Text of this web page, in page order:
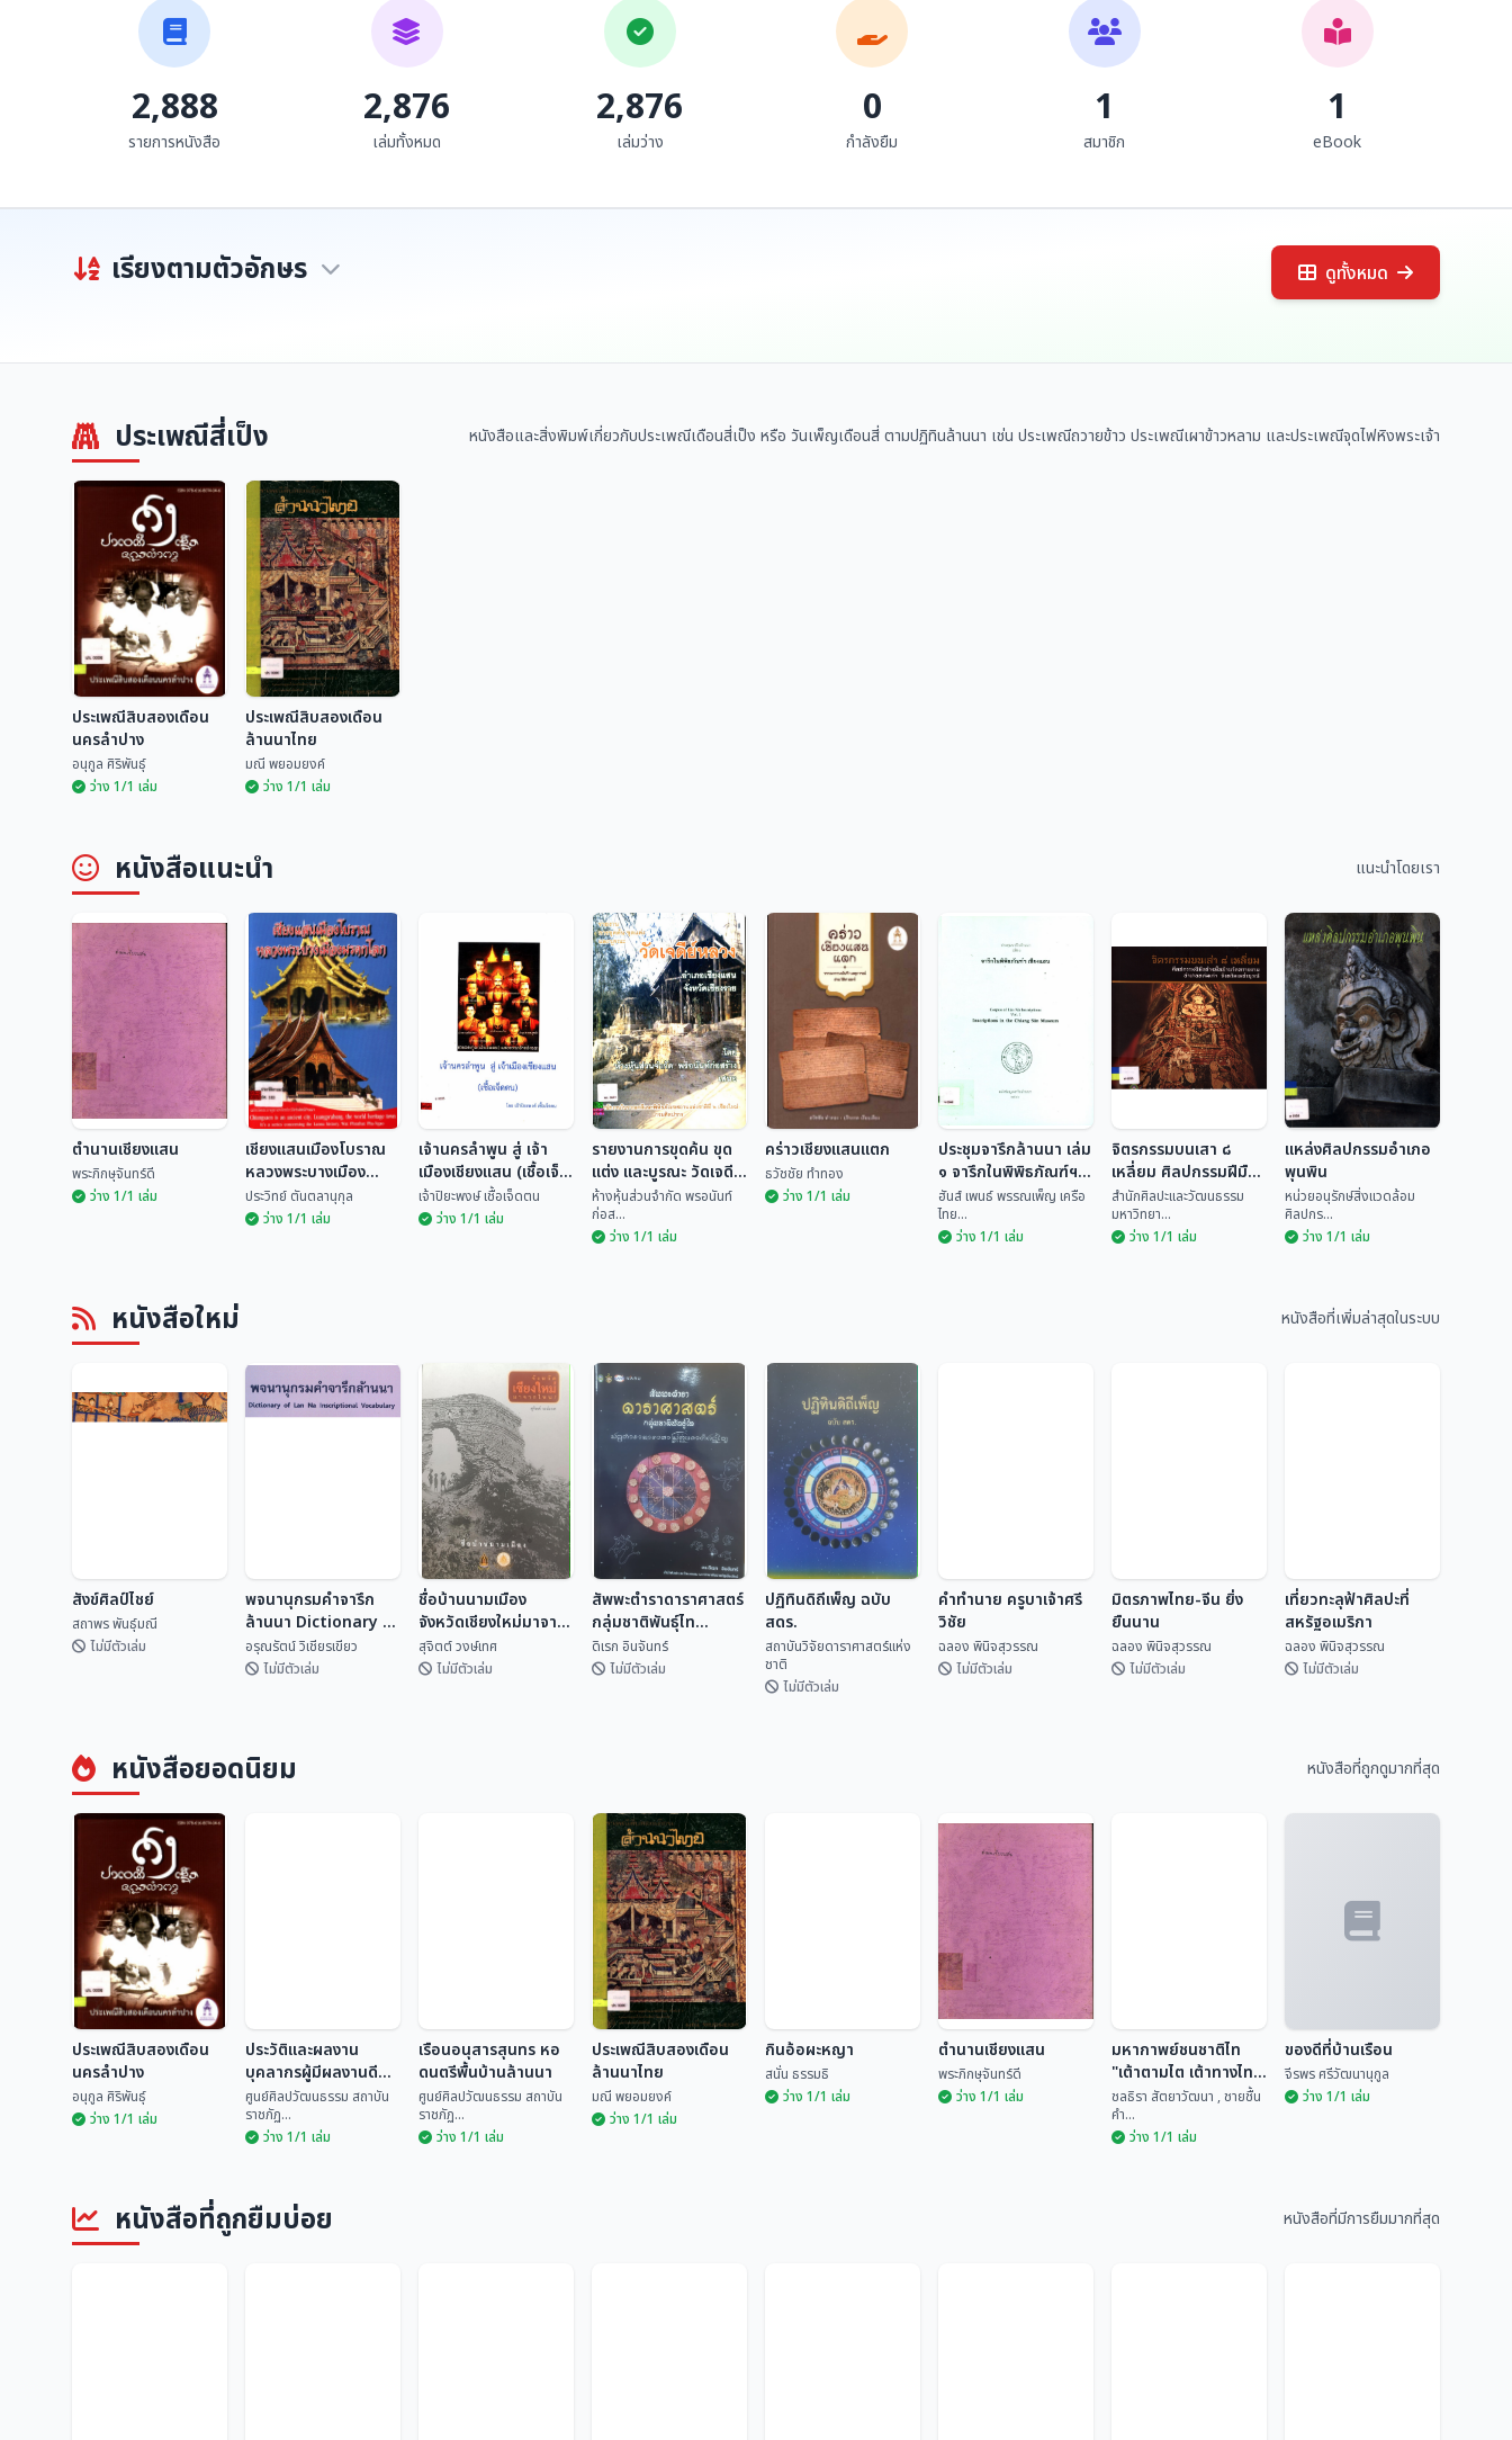
ประจำปีพุทธศักราช ๒๕๕๓
นายทองดี กิตติพันธ์
เกียรติเป็นเพชรราชภัฏ-
เพชรล้านนา ของนางแสง
เดือน เปี้ยตั๋น อำเภอ
สาขาผู้ทำคุณประโยชน์
ทางวัฒนธรรม
เพชรล้านนา ปี พ.ศ. 2548
มหาวิทยาลััยราชภัฏ
เชียงใหม่
งานใบตอง เพื่อประกาศ
ยกย่องเชิดชูเกียรติ "เพชร
ราชภัฏ - เพชรล้านนา"
2,888
รายการหนังสือ
2,876
เล่มทั้งหมด
2,876
เล่มว่าง
0
กำลังยืม
1
สมาชิก
1
eBook
เรียงตามตัวอักษร ดูทั้งหมด
ประเพณีสี่เป็ง หนังสือและสิ่งพิมพ์เกี่ยวกับประเพณีเดือนสี่เป็ง หรือ วันเพ็ญเดือนสี่ ตามปฏิทินล้านนา เช่น ประเพณีถวายข้าว ประเพณีเผาข้าวหลาม และประเพณีจุดไฟหิงพระเจ้า
นครลำปาง
อนุกูล ศิริพันธุ์
ประเพณีสิบสองเดือน
นครลำปาง
อนุกูล ศิริพันธุ์
ว่าง 1/1 เล่ม
ล้านนาไทย
ประเพณีสิบสองเดือน
ล้านนาไทย
มณี พยอมยงค์
ว่าง 1/1 เล่ม
หนังสือแนะนำ แนะนำโดยเรา
พระภิกษุจันทร์ดี
ตำนานเชียงแสน
พระภิกษุจันทร์ดี
ว่าง 1/1 เล่ม
เชียงแสนเมืองโบราณ
หลวงพระบางเมือง
มรดกโลก
ประวิทย์ ตันตลานุกุล
ว่าง 1/1 เล่ม
เจ้านครลำพูน สู่ เจ้า
เมืองเชียงแสน (เชื้อเจ็ด
ตน)
เจ้าปิยะพงษ์ เชื้อเจ็ดตน
ว่าง 1/1 เล่ม
รายงานการขุดค้น ขุด
แต่ง และบูรณะ วัดเจดีย์
หลวง อำเภอเชียงแสน
จังหวัดเชียงราย
ห้างหุ้นส่วนจำกัด พรอนันท์
ก่อส...
ว่าง 1/1 เล่ม
คร่าวเชียงแสนแตก
ธวัชชัย ทำทอง
ว่าง 1/1 เล่ม
ประชุมจารึกล้านนา เล่ม
๑ จารึกในพิพิธภัณฑ์ฯ
เชียงแสน
ฮันส์ เพนธ์ พรรณเพ็ญ เครือ
ไทย...
ว่าง 1/1 เล่ม
จิตรกรรมบนเสา ๘
เหลี่ยม ศิลปกรรมฝีมือ
ช่างพื้นบ้านวัดทรายงาม
อำเภอหล่มเก่า จังหวัด
เพชรบูรณ์
สำนักศิลปะและวัฒนธรรม
มหาวิทยา...
ว่าง 1/1 เล่ม
หน่วยอนุรักษ์สิ่งแวด...
แหล่งศิลปกรรมอำเภอ
พุนพิน
หน่วยอนุรักษ์สิ่งแวดล้อม
ศิลปกร...
ว่าง 1/1 เล่ม
หนังสือใหม่ หนังสือที่เพิ่มล่าสุดในระบบ
สถาพร พันธุ์มณี
สังข์ศิลป์ไชย์
สถาพร พันธุ์มณี
ไม่มีตัวเล่ม
of Lan Na
Inscriptional
อรุณรัตน์ วิเชียรเขี...
พจนานุกรมคำจารึก
ล้านนา Dictionary of
Lan Na
Inscriptional
อรุณรัตน์ วิเชียรเขียว
ไม่มีตัวเล่ม
ชื่อบ้านนามเมือง
จังหวัดเชียงใหม่มาจาก
ไหน?
สุจิตต์ วงษ์เทศ
ไม่มีตัวเล่ม
สัพพะตำราดาราศาสตร์
กลุ่มชาติพันธุ์ไท
(ปริวรรตจากคัมภีร์ใบ
ลานและพับสา)
ดิเรก อินจันทร์
ไม่มีตัวเล่ม
ปฏิทินดิถีเพ็ญ ฉบับ
สดร.
สถาบันวิจัยดาราศาสตร์แห่ง
ชาติ
ไม่มีตัวเล่ม
คำทำนาย ครูบาเจ้าศรี
วิชัย
ฉลอง พินิจสุวรรณ
ไม่มีตัวเล่ม
มิตรภาพไทย-จีน ยิ่ง
ยืนนาน
ฉลอง พินิจสุวรรณ
ไม่มีตัวเล่ม
ฉลอง พินิจสุวรรณ
เที่ยวทะลุฟ้าศิลปะที่
สหรัฐอเมริกา
ฉลอง พินิจสุวรรณ
ไม่มีตัวเล่ม
หนังสือยอดนิยม หนังสือที่ถูกดูมากที่สุด
อนุกูล ศิริพันธุ์
ประเพณีสิบสองเดือน
นครลำปาง
อนุกูล ศิริพันธุ์
ว่าง 1/1 เล่ม
วัฒนธรรม ระดับ
จังหวัด ประจำปี 2535
ศูนย์ศิลปวัฒนธรรม
สถ...
ประวัติและผลงาน
บุคลากรผู้มีผลงานดี
เด่นทางด้านวัฒนธรรม
ระดับจังหวัด ประจำปี
2535
ศูนย์ศิลปวัฒนธรรม สถาบัน
ราชภัฏ...
ว่าง 1/1 เล่ม
เรือนอนุสารสุนทร หอ
ดนตรีพื้นบ้านล้านนา
ศูนย์ศิลปวัฒนธรรม สถาบัน
ราชภัฏ...
ว่าง 1/1 เล่ม
ประเพณีสิบสองเดือน
ล้านนาไทย
มณี พยอมยงค์
ว่าง 1/1 เล่ม
กินอ้อผะหญา
สนั่น ธรรมธิ
ว่าง 1/1 เล่ม
ตำนานเชียงแสน
พระภิกษุจันทร์ดี
ว่าง 1/1 เล่ม
มหากาพย์ชนชาติไท
"เต้าตามไต เต้าทางไท"
เล่ม 2
ชลธิรา สัตยาวัฒนา , ชายชื้น
คำ...
ว่าง 1/1 เล่ม
จีรพร ศรีวัฒนานุกูล
ของดีที่บ้านเรือน
จีรพร ศรีวัฒนานุกูล
ว่าง 1/1 เล่ม
หนังสือที่ถูกยืมบ่อย หนังสือที่มีการยืมมากที่สุด